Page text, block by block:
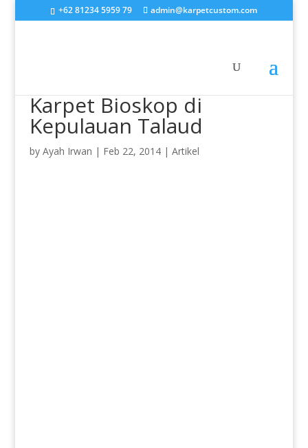
+62 81234 5959 79 admin@karpetcustom.com
Karpet Bioskop di
Kepulauan Talaud
by Ayah Irwan | Feb 22, 2014| Artikel